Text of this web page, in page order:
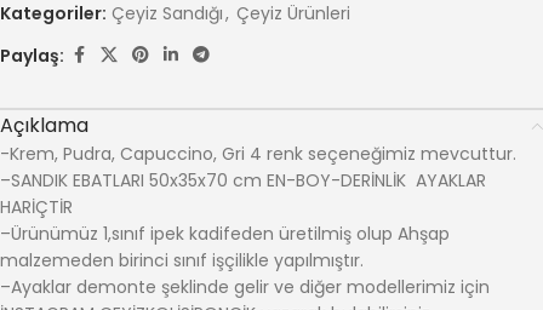
Kategoriler: Çeyiz Sandığı, Çeyiz Ürünleri
Paylaş:
Açıklama
-Krem, Pudra, Capuccino, Gri 4 renk seçeneğimiz mevcuttur.
–SANDIK EBATLARI 50x35x70 cm EN-BOY-DERİNLİK AYAKLAR
HARİÇTİR
–Ürünümüz 1,sınıf ipek kadifeden üretilmiş olup Ahşap
malzemeden birinci sınıf işçilikle yapılmıştır.
–Ayaklar demonte şeklinde gelir ve diğer modellerimiz için